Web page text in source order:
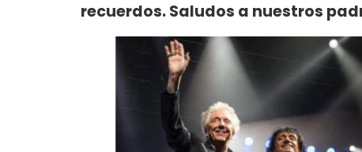
recuerdos. Saludos a nuestros